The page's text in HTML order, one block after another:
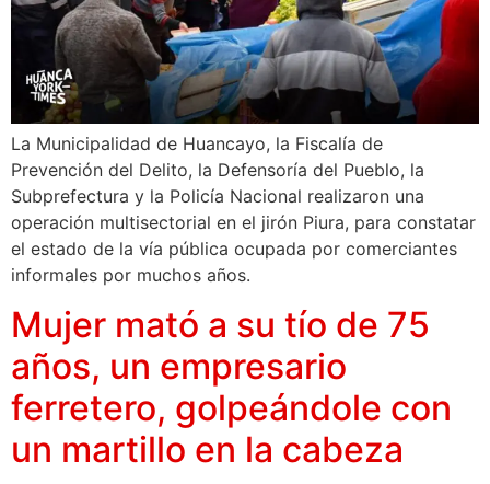
La Municipalidad de Huancayo, la Fiscalía de
Prevención del Delito, la Defensoría del Pueblo, la
Subprefectura y la Policía Nacional realizaron una
operación multisectorial en el jirón Piura, para constatar
el estado de la vía pública ocupada por comerciantes
informales por muchos años.
Mujer mató a su tío de 75
años, un empresario
ferretero, golpeándole con
un martillo en la cabeza